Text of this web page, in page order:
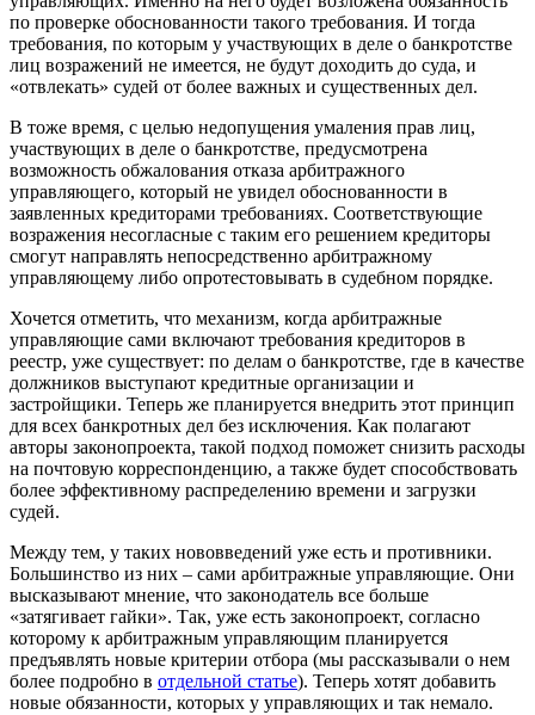
по проверке обоснованности такого требования. И тогда
требования, по которым у участвующих в деле о банкротстве
лиц возражений не имеется, не будут доходить до суда, и
«отвлекать» судей от более важных и существенных дел.
В тоже время, с целью недопущения умаления прав лиц,
участвующих в деле о банкротстве, предусмотрена
возможность обжалования отказа арбитражного
управляющего, который не увидел обоснованности в
заявленных кредиторами требованиях. Соответствующие
возражения несогласные с таким его решением кредиторы
смогут направлять непосредственно арбитражному
управляющему либо опротестовывать в судебном порядке.
Хочется отметить, что механизм, когда арбитражные
управляющие сами включают требования кредиторов в
реестр, уже существует: по делам о банкротстве, где в качестве
должников выступают кредитные организации и
застройщики. Теперь же планируется внедрить этот принцип
для всех банкротных дел без исключения. Как полагают
авторы законопроекта, такой подход поможет снизить расходы
на почтовую корреспонденцию, а также будет способствовать
более эффективному распределению времени и загрузки
судей.
Между тем, у таких нововведений уже есть и противники.
Большинство из них – сами арбитражные управляющие. Они
высказывают мнение, что законодатель все больше
«затягивает гайки». Так, уже есть законопроект, согласно
которому к арбитражным управляющим планируется
предъявлять новые критерии отбора (мы рассказывали о нем
более подробно в отдельной статье). Теперь хотят добавить
новые обязанности, которых у управляющих и так немало.